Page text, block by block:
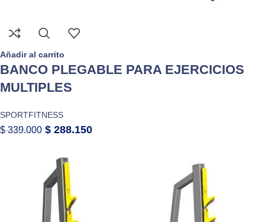
Añadir al carrito
BANCO PLEGABLE PARA EJERCICIOS
MULTIPLES
SPORTFITNESS
$339.000 $ 288.150